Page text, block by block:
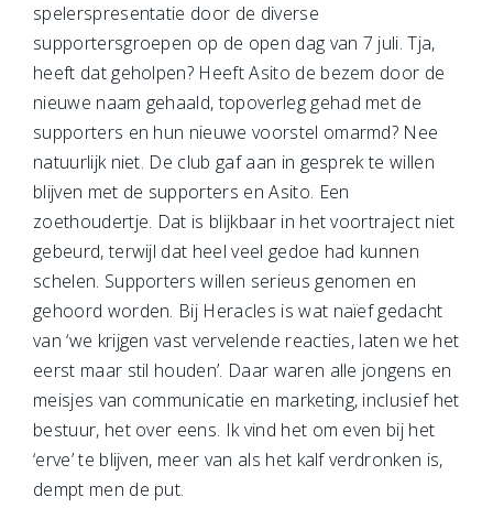
spelerspresentatie door de diverse
supportersgroepen op de open dag van 7 juli. Tja,
heeft dat geholpen? Heeft Asito de bezem door de
nieuwe naam gehaald, topoverleg gehad met de
supporters en hun nieuwe voorstel omarmd? Nee
natuurlijk niet. De club gaf aan in gesprek te willen
blijven met de supporters en Asito. Een
zoethoudertje. Dat is blijkbaar in het voortraject niet
gebeurd, terwijl dat heel veel gedoe had kunnen
schelen. Supporters willen serieus genomen en
gehoord worden. Bij Heracles is wat naïef gedacht
van ‘we krijgen vast vervelende reacties, laten we het
eerst maar stil houden’. Daar waren alle jongens en
meisjes van communicatie en marketing, inclusief het
bestuur, het over eens. Ik vind het om even bij het
‘erve’ te blijven, meer van als het kalf verdronken is,
dempt men de put.